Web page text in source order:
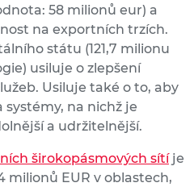
58 milionů eur) a
na exportních trzích.
státu (121,7 milionu
usiluje o zlepšení
Usiluje také o to, aby
na nichž je
a udržitelnější.
širokopásmových sítíje
milionů EUR v oblastech,